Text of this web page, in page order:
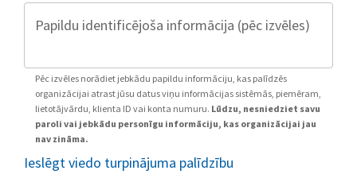
Papildu identificējoša informācija (pēc izvēles)
Pēc izvēles norādiet jebkādu papildu informāciju, kas palīdzēs
organizācijai atrast jūsu datus viņu informācijas sistēmās, piemēram,
lietotājvārdu, klienta ID vai konta numuru. Lūdzu, nesniedziet savu
paroli vai jebkādu personīgu informāciju, kas organizācijai jau
nav zināma.
Ieslēgt viedo turpinājuma palīdzību